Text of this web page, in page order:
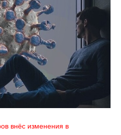
внёс изменения в